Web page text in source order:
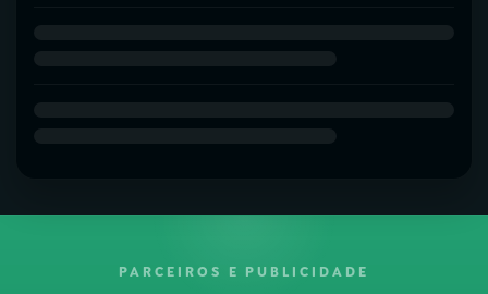
PARCEIROS E PUBLICIDADE